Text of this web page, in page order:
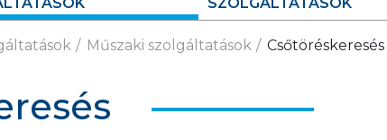
Műszaki szolgáltatások Csőtöréskeresés